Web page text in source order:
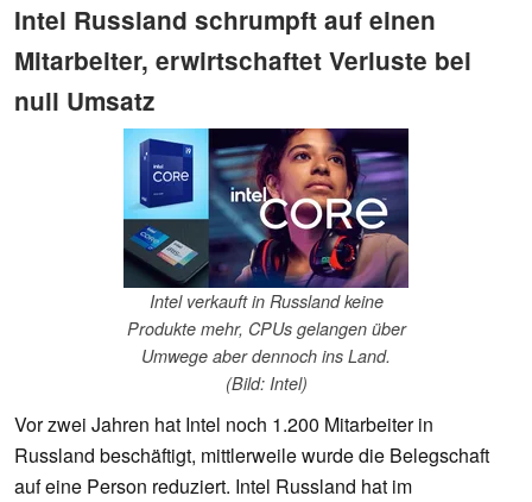
Intel Russland schrumpft auf einen
Mitarbeiter, erwirtschaftet Verluste bei
null Umsatz
Intel verkauft in Russland keine
Produkte mehr, CPUs gelangen über
Umwege aber dennoch ins Land.
(Bild: Intel)
Vor zwei Jahren hat Intel noch 1.200 Mitarbeiter in
Russland beschäftigt, mittlerweile wurde die Belegschaft
auf eine Person reduziert. Intel Russland hat im